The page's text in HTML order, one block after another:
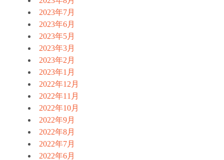
2023年7月
2023年6月
2023年5月
2023年3月
2023年2月
2023年1月
2022年12月
2022年11月
2022年10月
2022年9月
2022年8月
2022年7月
2022年6月